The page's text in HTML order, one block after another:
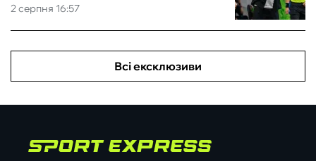
2 серпня 16:57
Всі ексклюзиви